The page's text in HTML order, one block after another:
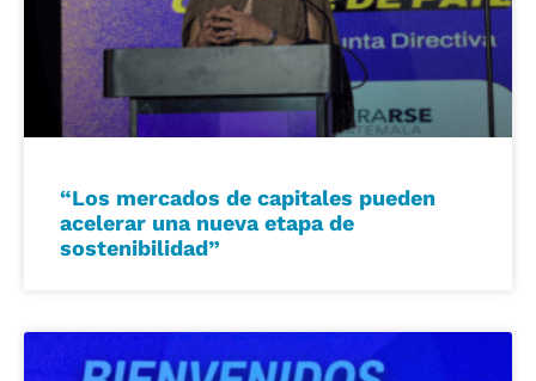
“Los mercados de capitales pueden
acelerar una nueva etapa de
sostenibilidad”